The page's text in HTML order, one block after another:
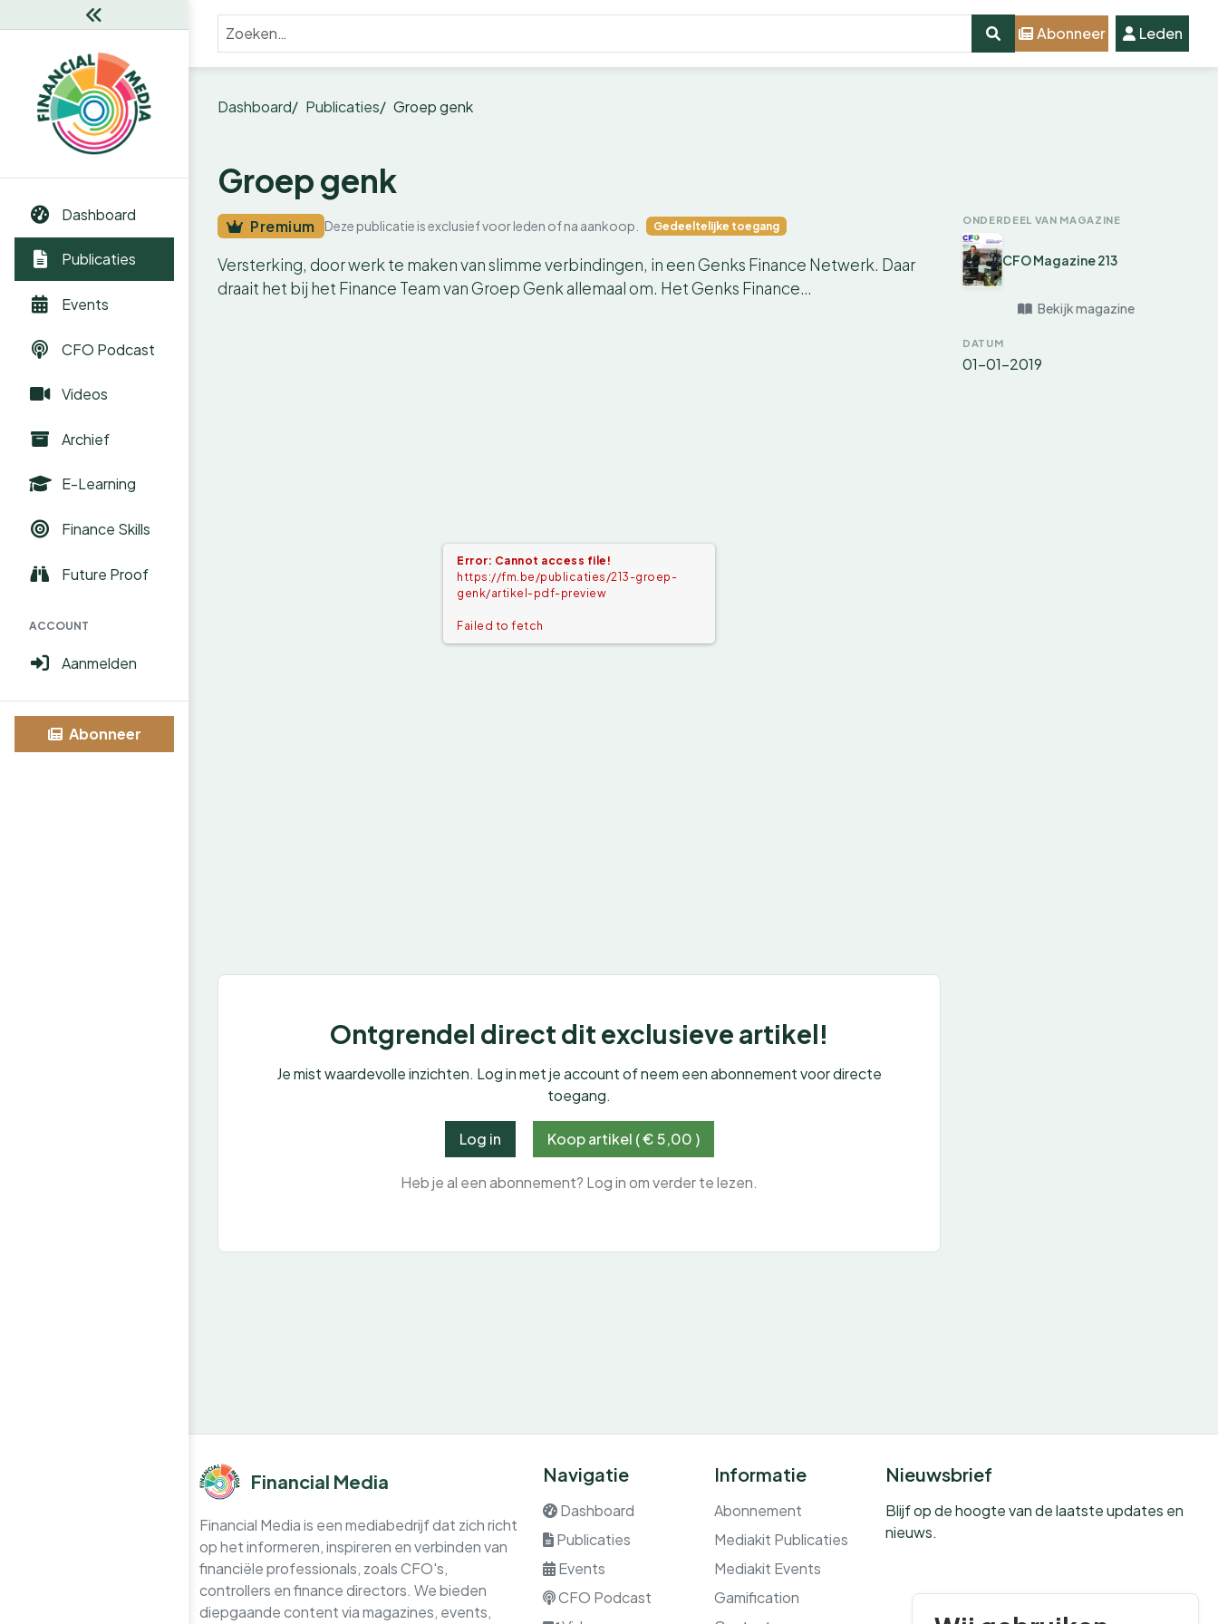
Dashboard
Publicaties
Events
CFO Podcast
Videos
Archief
E-Learning
Finance Skills
Future Proof
ACCOUNT
Aanmelden
Abonneer
Abonneer Leden
Dashboard Publicaties Groep genk
Groep genk
Premium Deze publicatie is exclusief voor leden of na aankoop. Gedeeltelijke toegang
Versterking, door werk te maken van slimme verbindingen, in een Genks Finance Netwerk. Daar
draait het bij het Finance Team van Groep Genk allemaal om. Het Genks Finance…
Error: Cannot access file!
https://fm.be/publicaties/213-groep-
genk/artikel-pdf-preview
Failed to fetch
Ontgrendel direct dit exclusieve artikel!
Je mist waardevolle inzichten. Log in met je account of neem een abonnement voor directe
toegang.
Log in Koop artikel ( € 5,00 )
Heb je al een abonnement? Log in om verder te lezen.
ONDERDEEL VAN MAGAZINE
CFO Magazine 213
Bekijk magazine
DATUM
01-01-2019
Financial Media
Financial Media is een mediabedrijf dat zich richt
op het informeren, inspireren en verbinden van
financiële professionals, zoals CFO's,
controllers en finance directors. We bieden
diepgaande content via magazines, events,
Navigatie
Dashboard
Publicaties
Events
CFO Podcast
Informatie
Abonnement
Mediakit Publicaties
Mediakit Events
Gamification
Nieuwsbrief
Blijf op de hoogte van de laatste updates en
nieuws.